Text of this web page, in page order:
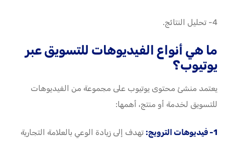
4- تحليل النتائج.
ما هي أنواع الفيديوهات للتسويق عبر
يوتيوب؟
يعتمد منشئ محتوى يوتيوب على مجموعة من الفيديوهات
للتسويق لخدمة أو منتج، أهمها:
1- فيديوهات الترويج:
تهدف إلى زيادة الوعي بالعلامة التجارية